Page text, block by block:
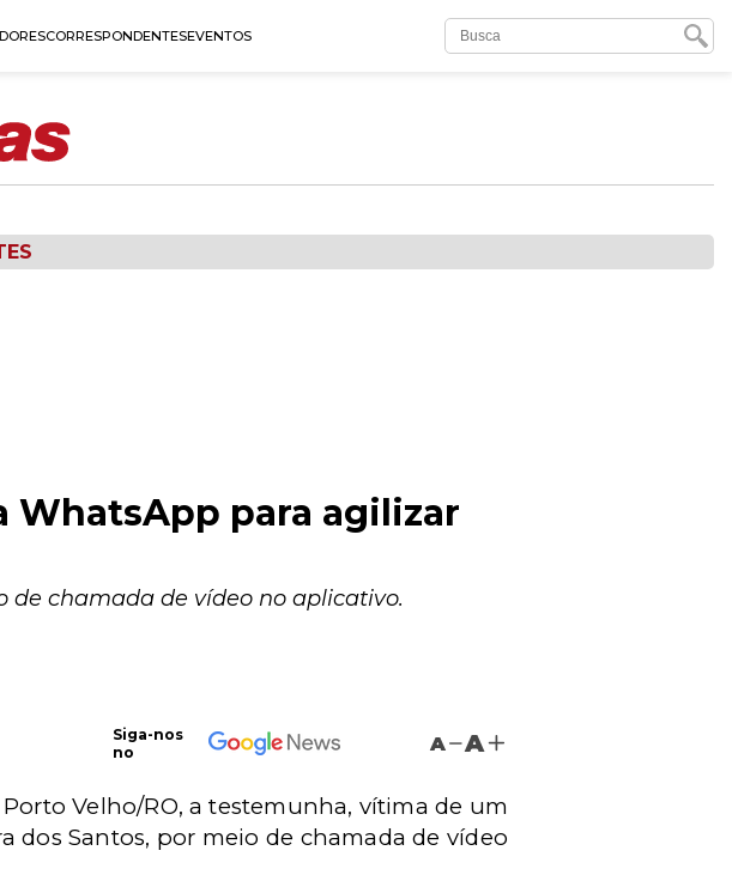
CORRESPONDENTESEVENTOS
WhatsApp para agilizar
de chamada de vídeo no aplicativo.
Siga-nos
no
A A
Velho/RO, a testemunha, vítima de um
dos Santos, por meio de chamada de vídeo